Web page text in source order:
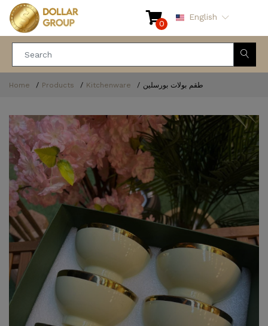
0
English
Home Products Kitchenware طقم بولات بورسلين